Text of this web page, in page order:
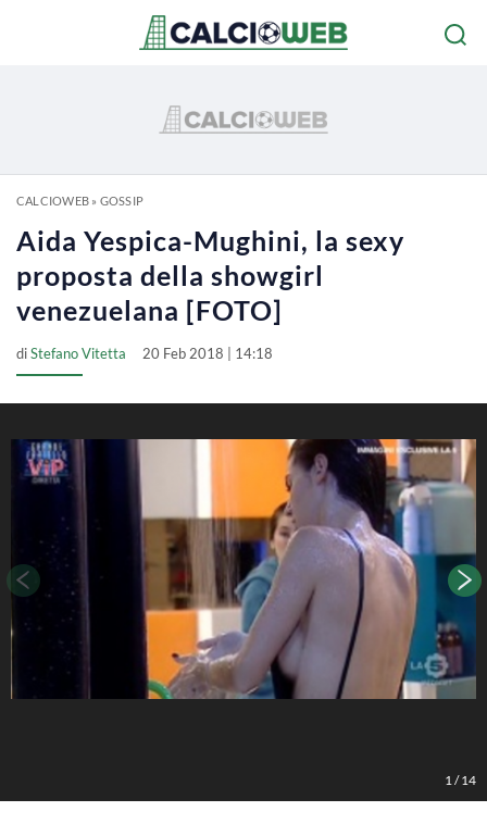
CALCIOWEB» GOSSIP
Aida Yespica-Mughini, la sexy
proposta della showgirl
venezuelana [FOTO]
diStefano Vitetta 20 Feb 2018 | 14:18
1 /14